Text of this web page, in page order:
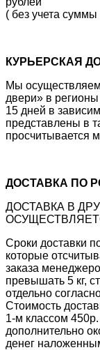
( без учета суммы
КУРЬЕРСКАЯ
Мы
двери» в
15 дней в
представлены в
просчитывается
ДОСТАВКА ПО
ДОСТАВКА В
Сроки доставки
которые
заказа
превышать 5 кг,
отдельно
Стоимость
1-м классом
дополнительно
денег